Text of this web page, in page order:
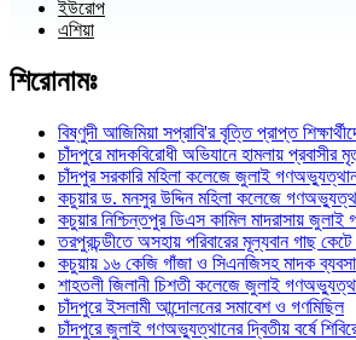
ইউরোপ
এশিয়া
শিরোনামঃ
বিষ্ণুদী আজিমিয়া সপ্রাবি'র বৃত্তি প্রাপ্ত
চাঁদপুরে মাদকবিরোধী অভিযানে হামলায় প্রবাসীর
চাঁদপুর সরকারি মহিলা কলেজে জুলাই
কচুয়ার ড. মনসুর উদ্দিন মহিলা কলেজে
কচুয়ার নিশ্চিন্তপুর ডিএস কামিল মাদরাসায়
তরপুরচন্ডীতে অসহায় পরিবারের মূল্যবান গাছ
কচুয়ায় ১৬ কেজি গাঁজা ও সিএনজিসহ মাদক
শাহতলী জিলানী চিশতী কলেজে জুলাই
চাঁদপুরে ইসলামী আন্দোলনের সমাবেশ ও গণমিছিল
চাঁদপুরে জুলাই গণঅভ্যুত্থানের দ্বিতীয় বর্ষে